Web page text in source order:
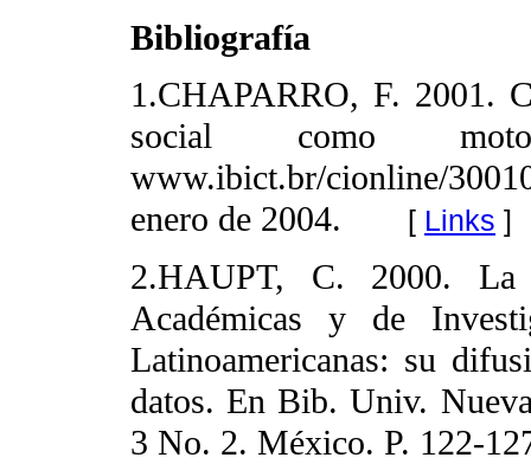
Bibliografía
1.CHAPARRO, F. 2001.
social como
www.ibict.br/cionline/
enero de 2004. [ Links ]
2.HAUPT, C. 2000. La
Académicas y de
Latinoamericanas: su
datos. En Bib. Univ.
3 No. 2. México. P. 122-